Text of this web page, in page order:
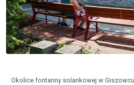
Okolice fontanny solankowej w